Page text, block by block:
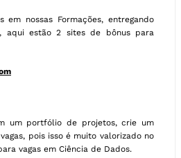
em nossas Formações, entregando
, aqui estão 2 sites de bônus para
um portfólio de projetos, crie um
pois isso é muito valorizado no
vagas em Ciência de Dados.